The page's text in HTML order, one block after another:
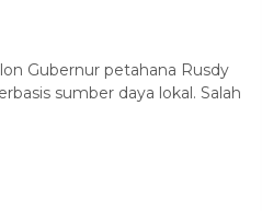
Gubernur petahana Rusdy
sumber daya lokal. Salah